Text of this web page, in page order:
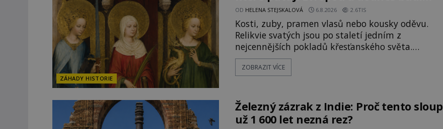
ZÁHADY HISTORIE
úžas
OD HELENA STEJSKALOVÁ 6.8.2026 2.6TIS
Kosti, zuby, pramen vlasů nebo kousky oděvu.
Relikvie svatých jsou po staletí jedním z
nejcennějších pokladů křesťanského světa.
Některé mají pečlivě doloženou historii, jiné
provází záhady, krádeže i nečekané objevy. Jejich
středověké Evropě mají relikvie mimořádnou
hodnotu. Nejsou jen předmětem úcty
ZOBRAZIT VÍCE
Železný zázrak z Indie: Proč tento sloup
už 1 600 let nezná rez?